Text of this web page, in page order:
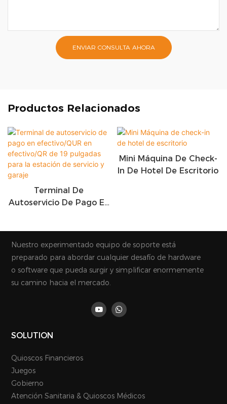
ENVIAR CONSULTA AHORA
Productos Relacionados
Terminal De
Autoservicio De Pago En
Estación De Servicio Y
Garaje
Mini Máquina De Check-
In De Hotel De Escritorio
Nuestro experimentado equipo de soporte está
preparado para abordar cualquier desafío de hardware
o software que pueda surgir y simplificar enormemente
su camino hacia el mercado.
SOLUTION
Quioscos Financieros
Juegos
Gobierno
Atención Sanitaria & Quioscos Médicos